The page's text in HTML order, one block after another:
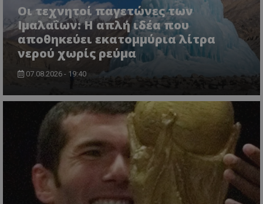
Οι τεχνητοί παγετώνες των
Ιμαλαΐων: Η απλή ιδέα που
αποθηκεύει εκατομμύρια λίτρα
νερού χωρίς ρεύμα
07.08.2026 - 19:40